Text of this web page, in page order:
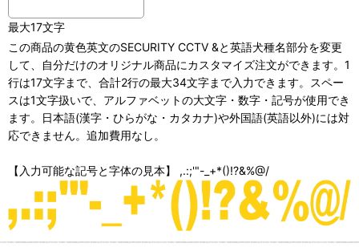
最大17文字
この商品の黄色英文のSECURITY CCTV &と英語犬種名部分を変更
して、自分だけのオリジナル商品にカスタマイズ注文ができます。1
行は17文字まで、合計2行の最大34文字まで入力できます。スペー
スは1文字扱いで、アルファベットの大文字・数字・記号が使用でき
ます。日本語(漢字・ひらがな・カタカナ)や外国語(英語以外)には対
応できません。追加費用なし。
【入力可能な記号と字体の見本】 ,.:;'"-_+*()!?&%@/